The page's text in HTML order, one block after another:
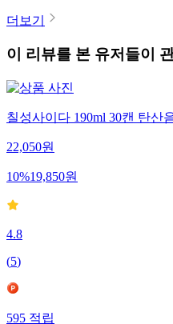
더보기
이 리뷰를 본 유저들이
칠성사이다 190ml 30캔 탄산
22,050원
10%19,850원
4.8
(5)
595 적립